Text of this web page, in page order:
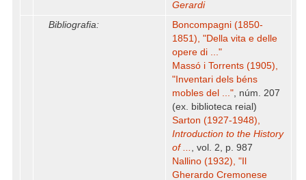
Gerardi
Bibliografia:
Boncompagni (1850-
1851), "Della vita e delle
opere di ..."
Massó i Torrents (1905),
"Inventari dels béns
mobles del ...", núm. 207
(ex. biblioteca reial)
Sarton (1927-1948),
Introduction to the History
of ... , vol. 2, p. 987
Nallino (1932), "Il
Gherardo Cremonese